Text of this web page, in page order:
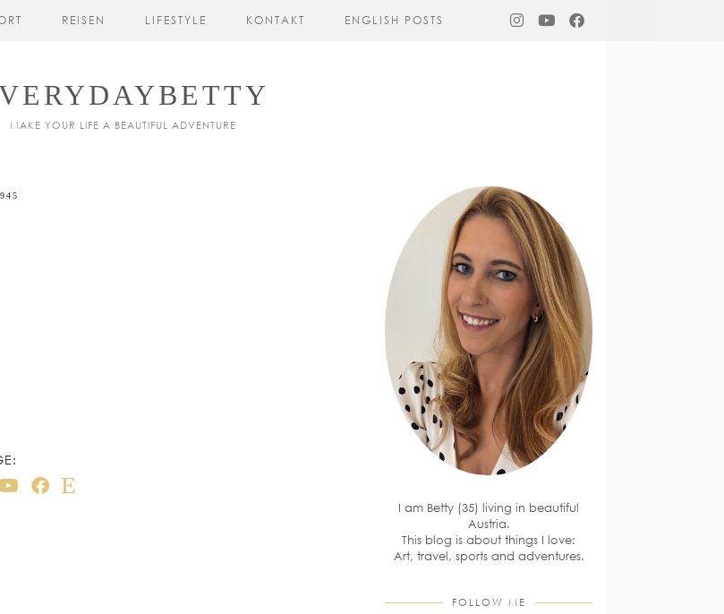
MAKE YOUR LIFE A BEAUTIFUL ADVENTURE
REISEN LIFESTYLE KONTAKT ENGLISH POSTS
I am Betty (35) living in beautiful
Austria.
This blog is about things I love:
Art, travel, sports and adventures.
FOLLOW ME